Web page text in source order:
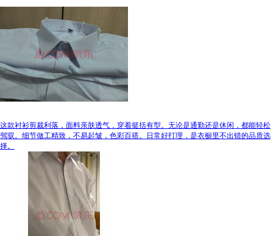
这款衬衫剪裁利落，面料亲肤透气，穿着挺括有型。无论是通勤还是休闲，都能轻松
驾驭。细节做工精致，不易起皱，色彩百搭。日常好打理，是衣橱里不出错的品质选
择。